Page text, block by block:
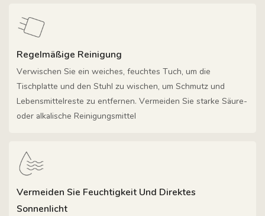
Regelmäßige Reinigung
Verwischen Sie ein weiches, feuchtes Tuch, um die
Tischplatte und den Stuhl zu wischen, um Schmutz und
Lebensmittelreste zu entfernen. Vermeiden Sie starke Säure-
oder alkalische Reinigungsmittel
Vermeiden Sie Feuchtigkeit Und Direktes
Sonnenlicht